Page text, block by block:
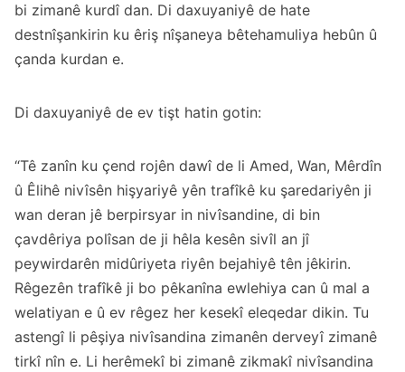
bi zimanê kurdî dan. Di daxuyaniyê de hate
destnîşankirin ku êriş nîşaneya bêtehamuliya hebûn û
çanda kurdan e.
Di daxuyaniyê de ev tişt hatin gotin:
“Tê zanîn ku çend rojên dawî de li Amed, Wan, Mêrdîn
û Êlihê nivîsên hişyariyê yên trafîkê ku şaredariyên ji
wan deran jê berpirsyar in nivîsandine, di bin
çavdêriya polîsan de ji hêla kesên sivîl an jî
peywirdarên midûriyeta riyên bejahiyê tên jêkirin.
Rêgezên trafîkê ji bo pêkanîna ewlehiya can û mal a
welatiyan e û ev rêgez her kesekî eleqedar dikin. Tu
astengî li pêşiya nivîsandina zimanên derveyî zimanê
tirkî nîn e. Li herêmekî bi zimanê zikmakî nivîsandina